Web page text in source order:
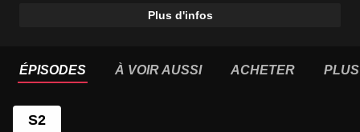
Plus d'infos
ÉPISODES À VOIR AUSSI ACHETER
S2